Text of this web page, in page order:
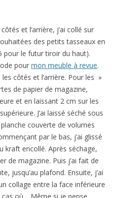
et l’arrière, j’ai collé sur
des petits tasseaux en
pour le futur tiroir du haut).
pour mon meuble à revue.
les côtés et l’arrière. Pour les »
de papier de magazine,
et en laissant 2 cm sur les
J’ai laissé séché sous
couverte de volumes
par le bas, j’ai glissé
kraft encollé. Après séchage,
de magazine. Puis j’ai fait de
jusqu’au plafond. Ensuite, j’ai
collage entre la face inférieure